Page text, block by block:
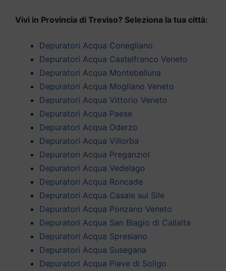
Vivi in Provincia di Treviso? Seleziona la tua città:
Depuratori Acqua Conegliano
Depuratori Acqua Castelfranco Veneto
Depuratori Acqua Montebelluna
Depuratori Acqua Mogliano Veneto
Depuratori Acqua Vittorio Veneto
Depuratori Acqua Paese
Depuratori Acqua Oderzo
Depuratori Acqua Villorba
Depuratori Acqua Preganziol
Depuratori Acqua Vedelago
Depuratori Acqua Roncade
Depuratori Acqua Casale sul Sile
Depuratori Acqua Ponzano Veneto
Depuratori Acqua San Biagio di Callalta
Depuratori Acqua Spresiano
Depuratori Acqua Susegana
Depuratori Acqua Pieve di Soligo